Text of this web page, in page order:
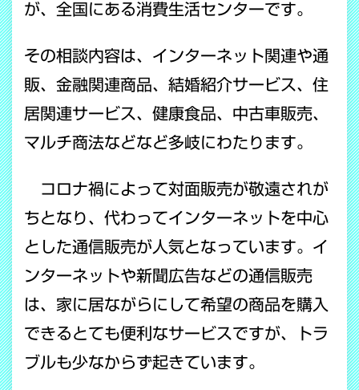
が、全国にある消費生活センターです。
その相談内容は、インターネット関連や通
販、金融関連商品、結婚紹介サービス、住
居関連サービス、健康食品、中古車販売、
マルチ商法などなど多岐にわたります。
コロナ禍によって対面販売が敬遠されが
ちとなり、代わってインターネットを中心
とした通信販売が人気となっています。イ
ンターネットや新聞広告などの通信販売
は、家に居ながらにして希望の商品を購入
できるとても便利なサービスですが、トラ
ブルも少なからず起きています。